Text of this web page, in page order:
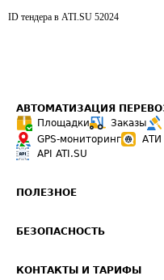
ID тендера в ATI.SU 52024
АВТОМАТИЗАЦИЯ
Площадки
Заказы
GPS-мониторинг
АТИ
API ATI.SU
ПОЛЕЗНОЕ
Звезды ATI.SU на вашем сайте
БЕЗОПАСНОСТЬ
КОНТАКТЫ И ТАРИФЫ